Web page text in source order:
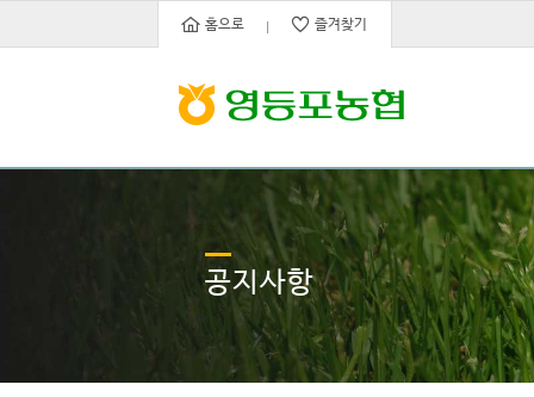
홈으로 즐겨찾기
공지사항